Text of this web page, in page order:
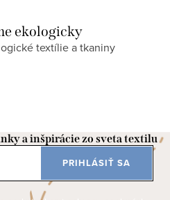
ekologicky
textílie a tkaniny
a inšpirácie zo sveta textilu
PRIHLÁSIŤ SA